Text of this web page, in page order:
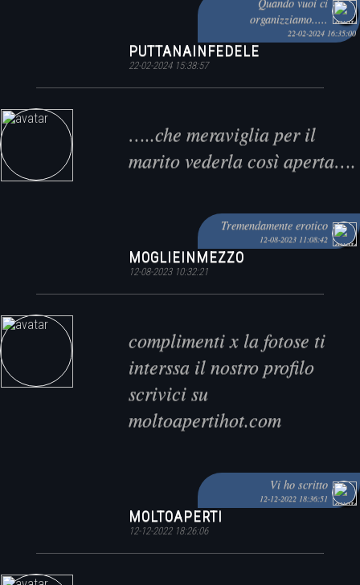
organizziamo.....
22-02-2024 16:35:00
PUTTANAINFEDELE
22-02-2024 15:38:57
…..che meraviglia per il
marito vederla così aperta….
Tremendamente erotico
12-08-2023 11:08:42
MOGLIEINMEZZO
12-08-2023 10:32:21
complimenti x la fotose ti
interssa il nostro profilo
scrivici su
moltoapertihot.com
Vi ho scritto
12-12-2022 18:36:51
MOLTOAPERTI
12-12-2022 18:26:06